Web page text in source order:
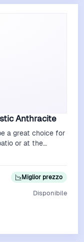
Anthracite
a great choice for
Miglior prezzo
Disponibile